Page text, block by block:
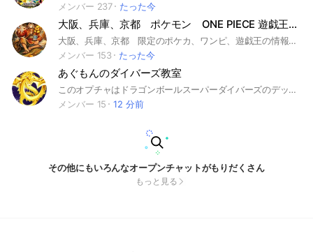
メンバー 237
たった今
大阪、兵庫、京都 ポケモン ONE PIECE 遊戯王 カード情報 販売
大阪、兵庫、京都 限定のポケカ、ワンピ、遊戯王の情報場になります！ #ポケモン #ポケカ #ONEPIECE #ワンピ #遊戯王 #販売情報 #予約情報
メンバー 153
たった今
あぐもんのダイバーズ教室
このオプチャはドラゴンボールスーパーダイバーズのデッキ相談枠です。 荒らしは❌←これは当たり前な事です。 とにかくみんな仲良く楽しくやっていきましょう！ あとは言う事無しです。 だいたいはノート＆BOTに書きました！ あと申し訳ないのですが、少し入る際に質問をさせて頂きます。 ガチで平和にしたいのです。 #ドラゴンボール #ドラゴンボールスーパーダイバーズ
メンバー 15
12 分前
その他にもいろんなオープンチャットがもりだくさん
もっと見る